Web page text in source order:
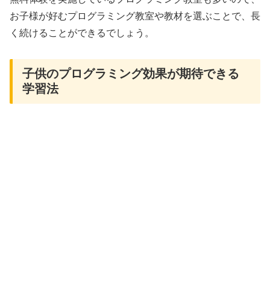
お子様が好むプログラミング教室や教材を選ぶことで、長
く続けることができるでしょう。
子供のプログラミング効果が期待できる
学習法